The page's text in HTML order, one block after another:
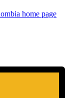
home page